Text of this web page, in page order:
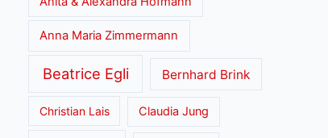
Anna Maria Zimmermann
Beatrice Egli Bernhard Brink
Christian Lais Claudia Jung